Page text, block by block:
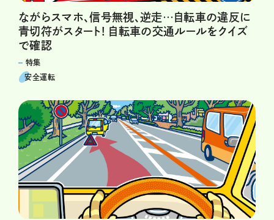
ながらスマホ、信号無視、逆走…自転車の違反に
青切符がスタート! 自転車の交通ルールをクイズ
で確認
特集
安全運転